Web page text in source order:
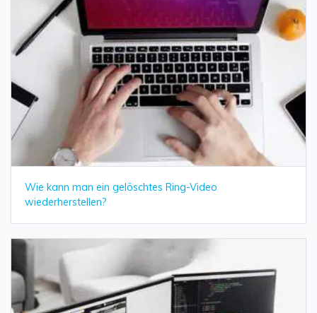
Wie kann man ein gelöschtes Ring-Video
wiederherstellen?